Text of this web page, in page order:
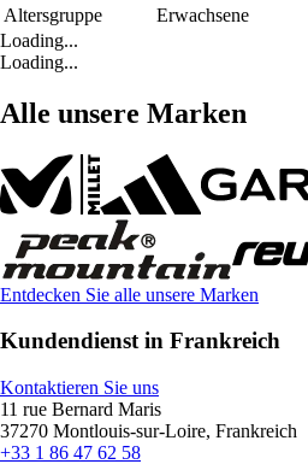
Altersgruppe
Erwachsene
Loading...
Loading...
Alle unsere Marken
Entdecken Sie alle unsere Marken
Kundendienst in Frankreich
Kontaktieren Sie uns
11 rue Bernard Maris
37270 Montlouis-sur-Loire, Frankreich
+33 1 86 47 62 58